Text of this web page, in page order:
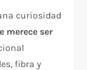
curiosidad
merece ser
fibra y